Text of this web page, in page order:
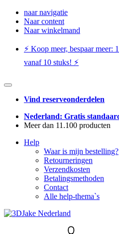
naar navigatie
Naar content
Naar winkelmand
⚡️ Koop meer, bespaar
vanaf 10 stuks! ⚡️
Vind reserveonderdelen
Nederland: Gratis
Meer dan 11.100 producten
Help
Waar is mijn bestelling?
Retourneringen
Verzendkosten
Betalingsmethoden
Contact
Alle help-thema`s